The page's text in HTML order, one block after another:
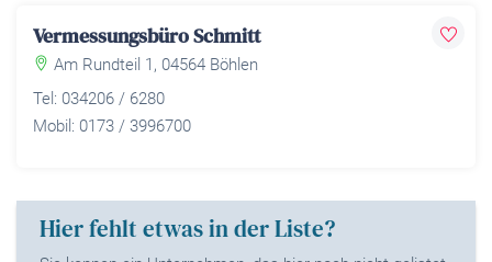
Vermessungsbüro Schmitt
Am Rundteil 1, 04564 Böhlen
Tel: 034206 / 6280
Mobil: 0173 / 3996700
Hier fehlt etwas in der Liste?